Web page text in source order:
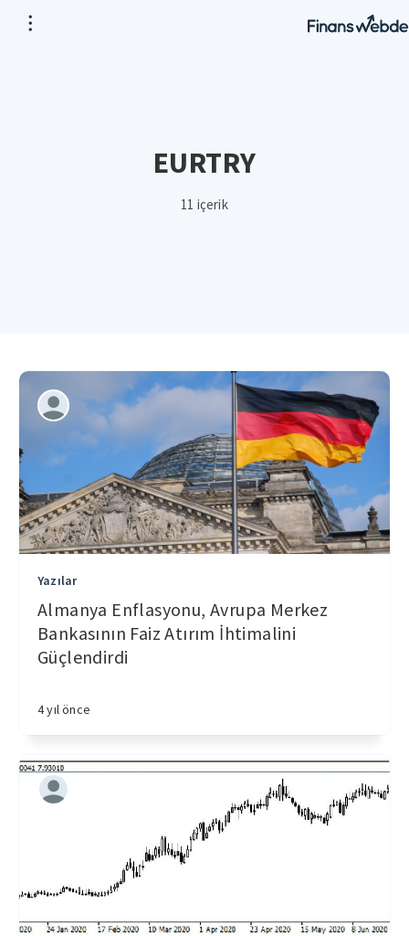
EURTRY
11 içerik
Yazılar
Almanya Enflasyonu, Avrupa Merkez
Bankasının Faiz Atırım İhtimalini
Güçlendirdi
4 yıl önce